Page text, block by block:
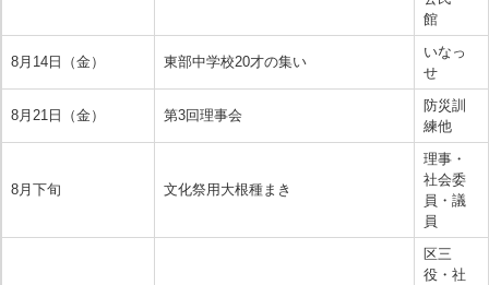
館
8月14日（金） 東部中学校20才の集い
いなっ
せ
8月21日（金） 第3回理事会
防災訓
練他
8月下旬 文化祭用大根種まき
理事・
社会委
員・議
員
区三
役・社